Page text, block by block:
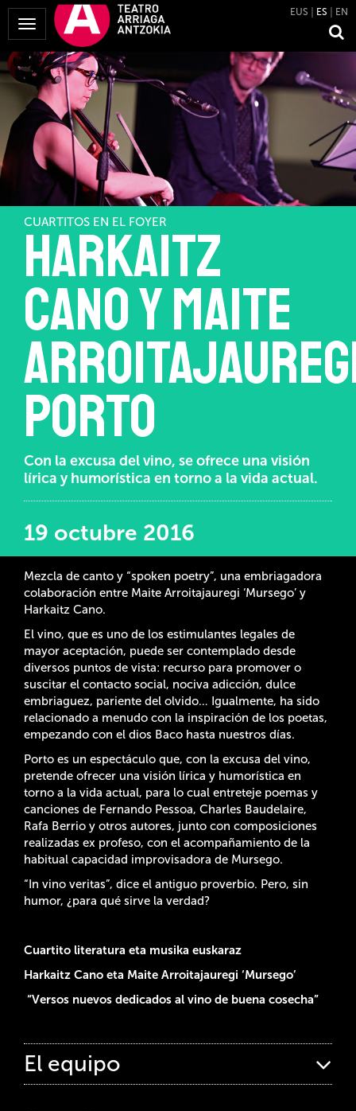
Mostrar
Menú
EUS ES EN
CUARTITOS EN EL FOYER
Harkaitz
Cano y Maite
Porto
Con la excusa del vino, se ofrece una visión
lírica y humorística en torno a la vida actual.
19 octubre 2016
Mezcla de canto y “spoken poetry”, una embriagadora
colaboración entre Maite Arroitajauregi ‘Mursego’ y
Harkaitz Cano.
El vino, que es uno de los estimulantes legales de
mayor aceptación, puede ser contemplado desde
diversos puntos de vista: recurso para promover o
suscitar el contacto social, nociva adicción, dulce
embriaguez, pariente del olvido… Igualmente, ha sido
relacionado a menudo con la inspiración de los poetas,
empezando con el dios Baco hasta nuestros días.
Porto es un espectáculo que, con la excusa del vino,
pretende ofrecer una visión lírica y humorística en
torno a la vida actual, para lo cual entreteje poemas y
canciones de Fernando Pessoa, Charles Baudelaire,
Rafa Berrio y otros autores, junto con composiciones
realizadas ex profeso, con el acompañamiento de la
habitual capacidad improvisadora de Mursego.
“In vino veritas”, dice el antiguo proverbio. Pero, sin
humor, ¿para qué sirve la verdad?
Cuartito literatura eta musika euskaraz
Harkaitz Cano eta Maite Arroitajauregi ‘Mursego’
“Versos nuevos dedicados al vino de buena cosecha”
El equipo